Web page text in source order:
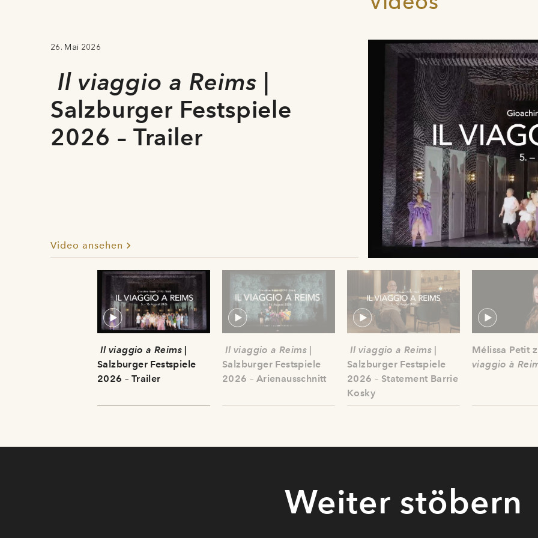
26. Mai 2026
Il viaggio a Reims |
Salzburger Festspiele
2026 – Trailer
Video ansehen
Il viaggio a Reims|
Salzburger Festspiele
2026 – Trailer
Il viaggio a Reims|
Salzburger Festspiele
2026 – Arienausschnitt
Il viaggio a Reims|
Salzburger Festspiele
2026 – Statement Barrie
Kosky
Mélissa Petit
viaggio à
Weiter stöbern